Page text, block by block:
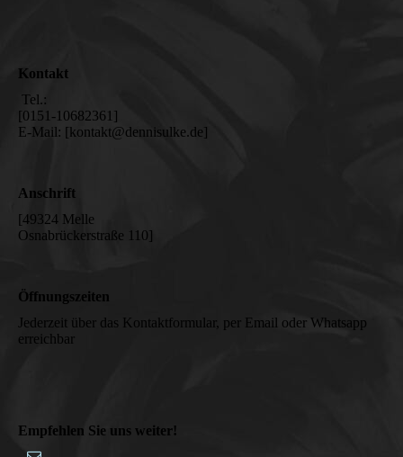
Kontakt
Tel.:
[0151-10682361]
E-Mail: [kontakt@dennisulke.de]
Anschrift
[49324 Melle
Osnabrückerstraße 110]
Öffnungszeiten
Jederzeit über das Kontaktformular, per Email oder Whatsapp
erreichbar
Empfehlen Sie uns weiter!